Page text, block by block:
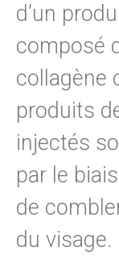
d’un
composé
collagène
produits
injectés
par le
de
du visage.